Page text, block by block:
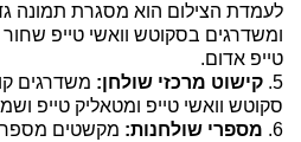
לעמדת הצילום הוא מסגרת תמונה
ומשדרגים בסקוטש וואשי טייפ שחור
טייפ אדום.
5. קישוט מרכזי שולחן: משדרגים
סקוטש וואשי טייפ ומטאליק טייפ
6. מספרי שולחנות: מקשטים